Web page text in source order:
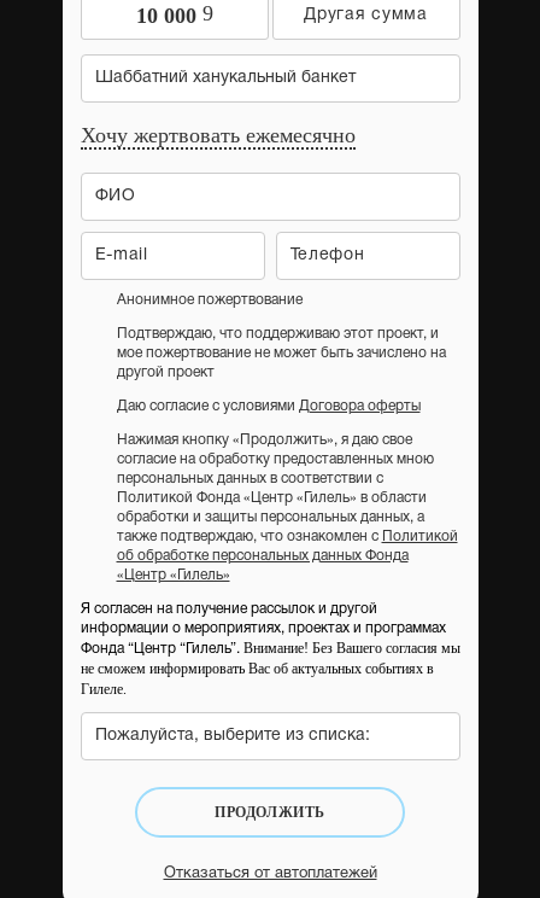
10 000 9
Шаббатний ханукальный банкет
Хочу жертвовать ежемесячно
Анонимное пожертвование
Подтверждаю, что поддерживаю этот проект, и
мое пожертвование не может быть зачислено на
другой проект
Даю согласие с условиями Договора оферты
Нажимая кнопку «Продолжить», я даю свое
согласие на обработку предоставленных мною
персональных данных в соответствии с
Политикой Фонда «Центр «Гилель» в области
обработки и защиты персональных данных, а
также подтверждаю, что ознакомлен с
Политикой
об обработке персональных данных Фонда
«Центр «Гилель»
Я согласен на получение рассылок и другой
информации о мероприятиях, проектах и программах
Фонда “Центр “Гилель”. Внимание! Без Вашего согласия мы
не сможем информировать Вас об актуальных событиях в
Гилеле.
Пожалуйста, выберите из списка:
ПРОДОЛЖИТЬ
Отказаться от автоплатежей